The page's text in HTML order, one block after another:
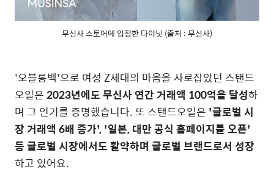
무신사 스토어에 입점한 다이닛 (출처 : 무신사)
'오블롱백'으로 여성 Z세대의 마음을 사로잡았던 스탠드
오일은2023년에도 무신사 연간 거래액 100억을 달성하
며 그 인기를 증명했습니다. 또 스탠드오일은 '글로벌 시
장 거래액 6배 증가', '일본, 대만 공식 홈페이지를 오픈'
등 글로벌 시장에서도 활약하며 글로벌 브랜드로서 성장
하고 있어요.